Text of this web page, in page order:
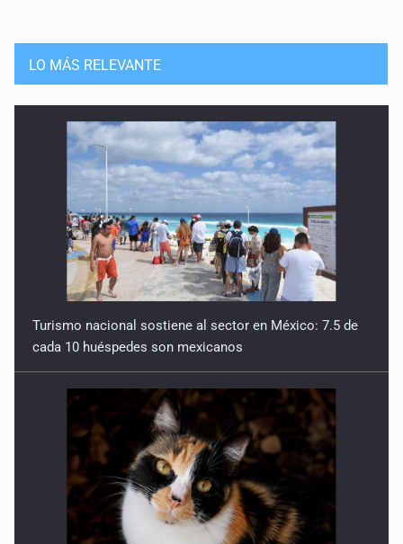
LO MÁS RELEVANTE
Turismo nacional sostiene al sector en México: 7.5 de
cada 10 huéspedes son mexicanos